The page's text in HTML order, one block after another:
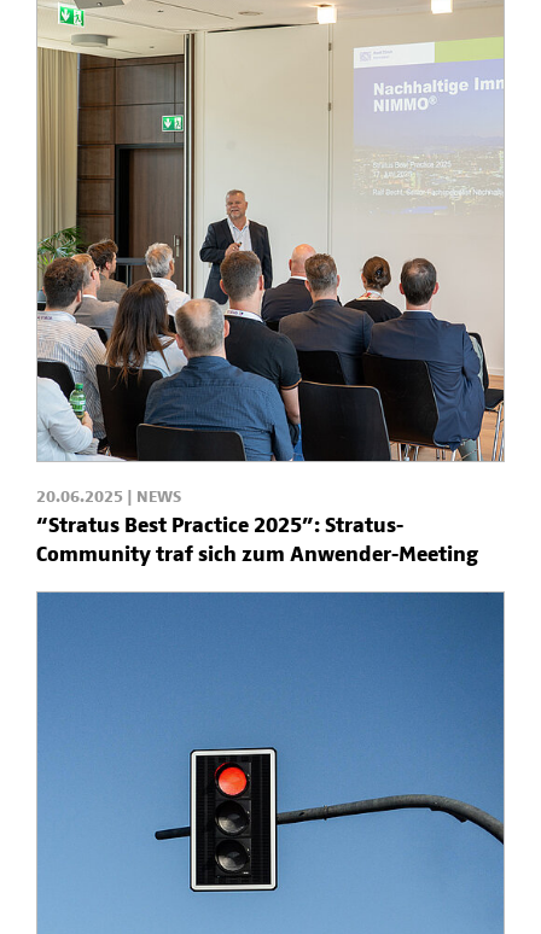
20.06.2025 | NEWS
“Stratus Best Practice 2025”: Stratus-
Community traf sich zum Anwender-Meeting